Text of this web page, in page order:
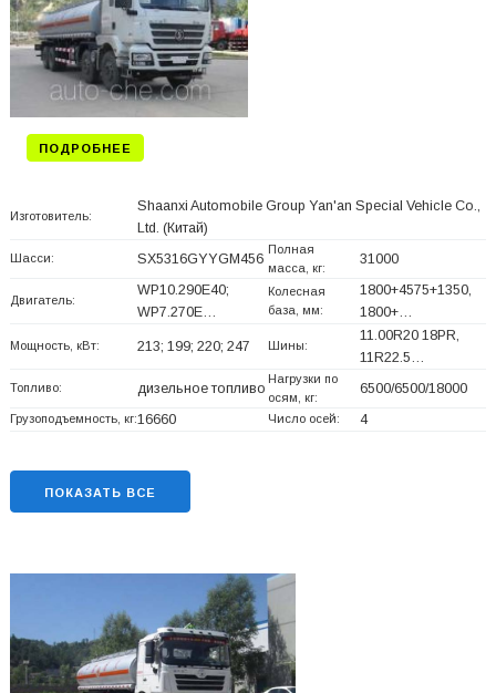
ПОДРОБНЕЕ
Изготовитель:
Shaanxi Automobile Group Yan'an Special Vehicle Co.,
Ltd. (Китай)
Шасси: SX5316GYYGM456
Полная
масса, кг:
31000
Двигатель:
WP10.290E40;
WP7.270E…
Колесная
база, мм:
1800+4575+1350,
1800+…
Мощность, кВт: 213; 199; 220; 247 Шины:
11.00R20 18PR,
11R22.5…
Топливо: дизельное топливо
Нагрузки по
осям, кг:
6500/6500/18000
Грузоподъемность, кг:16660 Число осей: 4
ПОКАЗАТЬ ВСЕ